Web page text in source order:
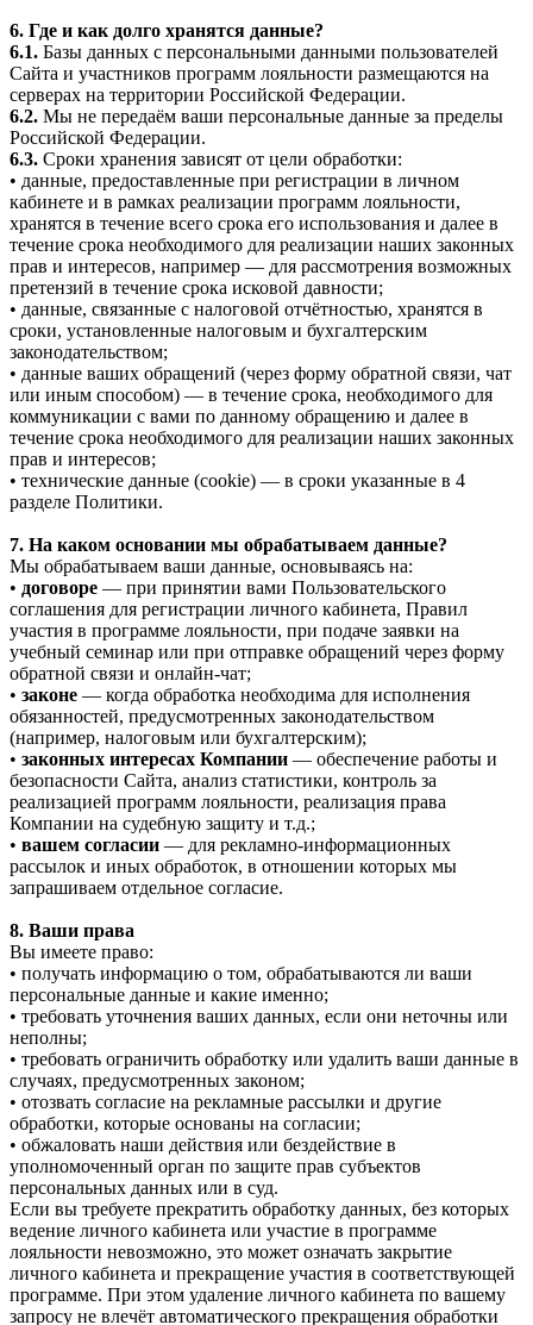
6. Где и как долго хранятся данные?
6.1. Базы данных с персональными данными пользователей
Сайта и участников программ лояльности размещаются на
серверах на территории Российской Федерации.
6.2. Мы не передаём ваши персональные данные за пределы
Российской Федерации.
6.3. Сроки хранения зависят от цели обработки:
• данные, предоставленные при регистрации в личном
кабинете и в рамках реализации программ лояльности,
хранятся в течение всего срока его использования и далее в
течение срока необходимого для реализации наших законных
прав и интересов, например — для рассмотрения возможных
претензий в течение срока исковой давности;
• данные, связанные с налоговой отчётностью, хранятся в
сроки, установленные налоговым и бухгалтерским
законодательством;
• данные ваших обращений (через форму обратной связи, чат
или иным способом) — в течение срока, необходимого для
коммуникации с вами по данному обращению и далее в
течение срока необходимого для реализации наших законных
прав и интересов;
• технические данные (cookie) — в сроки указанные в 4
разделе Политики.
7. На каком основании мы обрабатываем данные?
Мы обрабатываем ваши данные, основываясь на:
• договоре — при принятии вами Пользовательского
соглашения для регистрации личного кабинета, Правил
участия в программе лояльности, при подаче заявки на
учебный семинар или при отправке обращений через форму
обратной связи и онлайн-чат;
• законе — когда обработка необходима для исполнения
обязанностей, предусмотренных законодательством
(например, налоговым или бухгалтерским);
• законных интересах Компании — обеспечение работы и
безопасности Сайта, анализ статистики, контроль за
реализацией программ лояльности, реализация права
Компании на судебную защиту и т.д.;
• вашем согласии — для рекламно-информационных
рассылок и иных обработок, в отношении которых мы
запрашиваем отдельное согласие.
8. Ваши права
Вы имеете право:
• получать информацию о том, обрабатываются ли ваши
персональные данные и какие именно;
• требовать уточнения ваших данных, если они неточны или
неполны;
• требовать ограничить обработку или удалить ваши данные в
случаях, предусмотренных законом;
• отозвать согласие на рекламные рассылки и другие
обработки, которые основаны на согласии;
• обжаловать наши действия или бездействие в
уполномоченный орган по защите прав субъектов
персональных данных или в суд.
Если вы требуете прекратить обработку данных, без которых
ведение личного кабинета или участие в программе
лояльности невозможно, это может означать закрытие
личного кабинета и прекращение участия в соответствующей
программе. При этом удаление личного кабинета по вашему
запросу не влечёт автоматического прекращения обработки